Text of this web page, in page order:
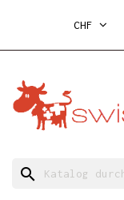
CHF
search